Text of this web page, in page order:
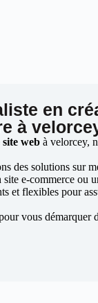
en
à
site web à velorcey,
des solutions sur
e-commerce ou
et flexibles pour
vous démarquer